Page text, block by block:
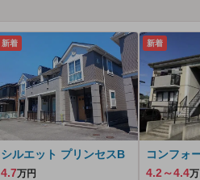
新着
シルエット プリンセスB
4.7万円
新着
コンフォ
4.2～4.4